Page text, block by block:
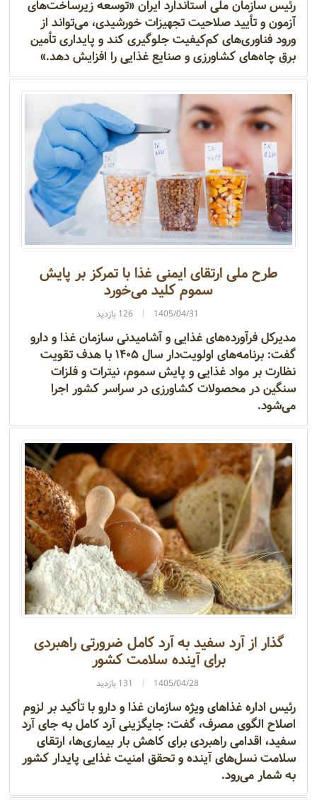
رئیس سازمان ملی استاندارد ایران «توسعه زیرساخت‌های
آزمون و تأیید صلاحیت تجهیزات خورشیدی، می‌تواند از
ورود فناوری‌های کم‌کیفیت جلوگیری کند و پایداری تأمین
برق چاه‌های کشاورزی و صنایع غذایی را افزایش دهد.»
طرح ملی ارتقای ایمنی غذا با تمرکز بر پایش
سموم کلید می‌خورد
1405/04/31 126 بازدید
مدیرکل فرآورده‌های غذایی و آشامیدنی سازمان غذا و دارو
گفت: برنامه‌های اولویت‌دار سال ۱۴۰۵ با هدف تقویت
نظارت بر مواد غذایی و پایش سموم، نیترات و فلزات
سنگین در محصولات کشاورزی در سراسر کشور اجرا
می‌شود.
گذار از آرد سفید به آرد کامل ضرورتی راهبردی
برای آینده سلامت کشور
1405/04/28 131 بازدید
رئیس اداره غذاهای ویژه سازمان غذا و دارو با تأکید بر لزوم
اصلاح الگوی مصرف، گفت: جایگزینی آرد کامل به جای آرد
سفید، اقدامی راهبردی برای کاهش بار بیماری‌ها، ارتقای
سلامت نسل‌های آینده و تحقق امنیت غذایی پایدار کشور
به شمار می‌رود.